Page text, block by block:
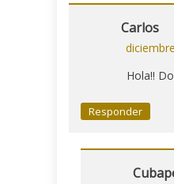
Carlos
Hola!!
Responder